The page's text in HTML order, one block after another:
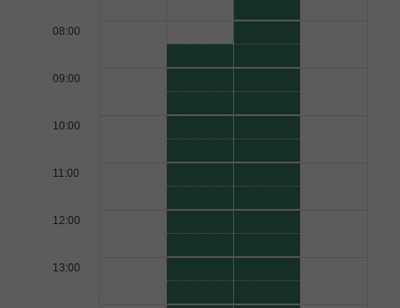
08:00
09:00
10:00
11:00
12:00
13:00